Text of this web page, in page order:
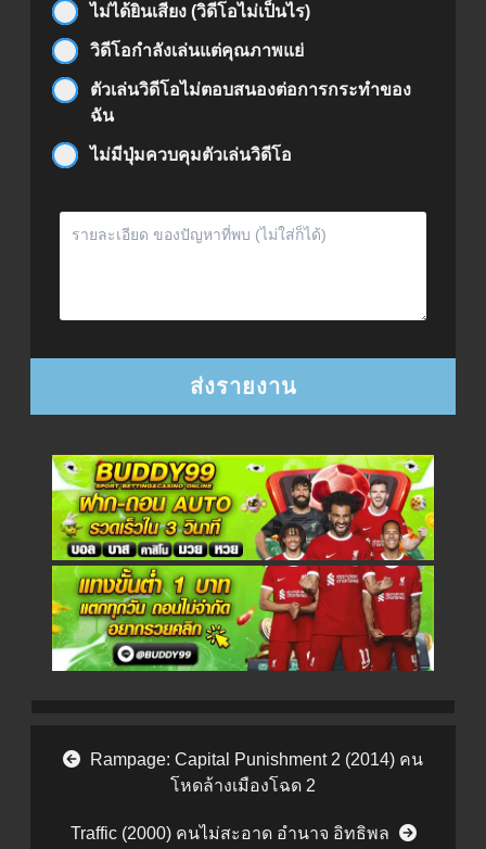
ไม่ได้ยินเสียง (วิดีโอไม่เป็นไร)
วิดีโอกำลังเล่นแต่คุณภาพแย่
ตัวเล่นวิดีโอไม่ตอบสนองต่อการกระทำของ
ฉัน
ไม่มีปุ่มควบคุมตัวเล่นวิดีโอ
Post navigation
Rampage: Capital Punishment 2 (2014) คน
โหดล้างเมืองโฉด 2
Traffic (2000) คนไม่สะอาด อำนาจ อิทธิพล